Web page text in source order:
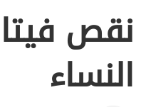
نقص
النساء